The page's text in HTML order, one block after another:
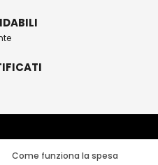
Come funziona la spesa